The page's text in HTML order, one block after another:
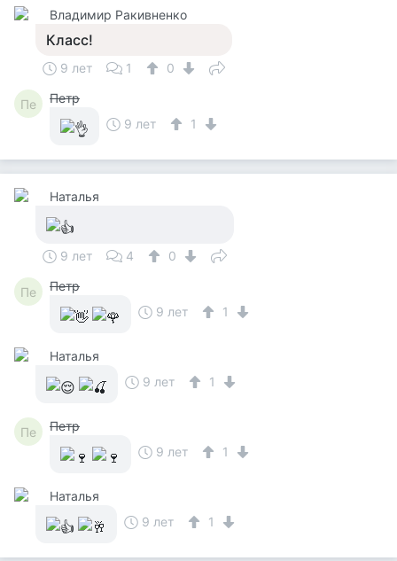
Владимир Ракивненко
Класс!
9 лет 1 0
Пе
Петр
9 лет
1
Наталья
9 лет 4 0
Пе
Петр
9 лет
1
Наталья
9 лет
1
Пе
Петр
9 лет
1
Наталья
9 лет
1